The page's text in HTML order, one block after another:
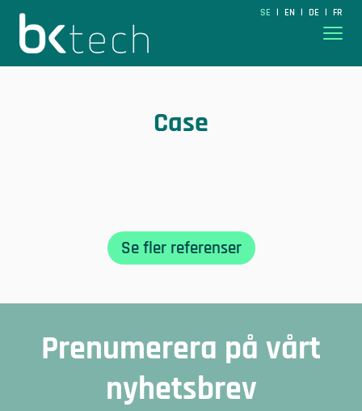
BKtech SE | EN | DE | FR
Case
Se fler referenser
Prenumerera på vårt
nyhetsbrev